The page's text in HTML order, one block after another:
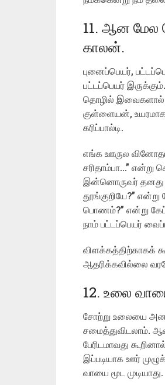
11. ஆன மேல
காலன்.
புனைப்பெயர்,
பட்டப்பெயர்
தொழில் இவைகளால்
குள்ளையன்,
கரிப்பால்டி.
எங்க ஊருல
சரிதாம்பா…”
இன்னொருவர் தனது
தூங்குறியே?”
பொணம்?” என்று
நாம் பட்டப்பெயர்
விளக்கத்திற்காகக்
ஆதரிக்கவில்லை
12. உலை
சோற்று உலையை
சமைத்துவிடலாம்.
பேரிடமாவது
இப்படியாக ஊர்
வாயை மூட முடியாது.